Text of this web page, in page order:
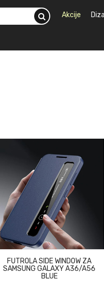
Akcije
FUTROLA SIDE WINDOW ZA
SAMSUNG GALAXY A36/A56
BLUE